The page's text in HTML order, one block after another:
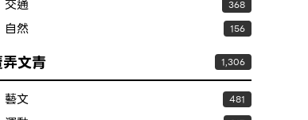
交通 368
自然 156
文青 1,306
藝文 481